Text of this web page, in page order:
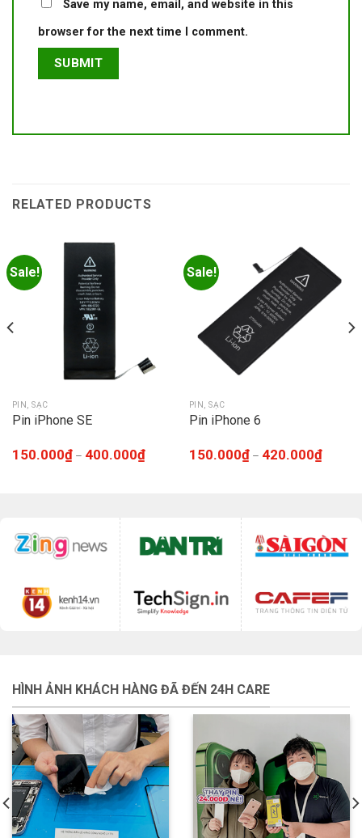
Save my name, email, and website in this
browser for the next time I comment.
RELATED PRODUCTS
Sale!
PIN, SẠC
Pin iPhone SE
150.000₫– 400.000₫
Sale!
PIN, SẠC
Pin iPhone 6
150.000₫– 420.000₫
HÌNH ẢNH KHÁCH HÀNG ĐÃ ĐẾN 24H CARE